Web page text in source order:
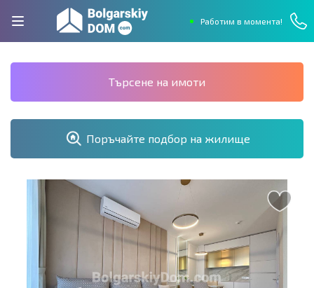
Работим в момента!
Търсене на имоти
Поръчайте подбор на жилище